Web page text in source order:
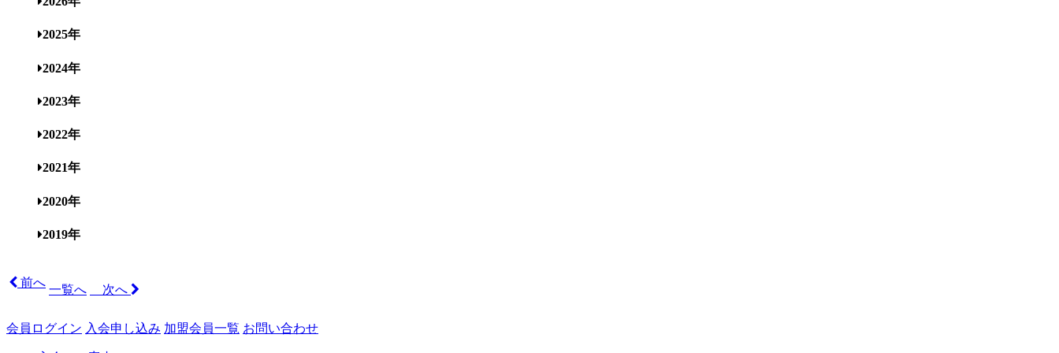
2025年
2024年
2023年
2022年
2021年
2020年
2019年
前へ
一覧へ 次へ
会員ログイン 入会申し込み 加盟会員一覧 お問い合わせ